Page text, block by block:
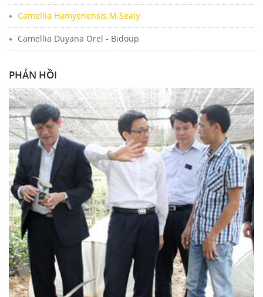
Camellia Hamyenensis.M.Sealy
Camellia Duyana Orel - Bidoup
PHẢN HỒI